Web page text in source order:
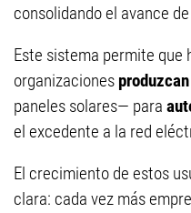
consolidando el avance
Este sistema permite que
organizaciones
paneles solares— para
el excedente a la red
El crecimiento de estos
clara: cada vez más